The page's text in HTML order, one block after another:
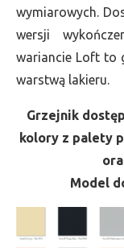
wymiarowych.
wersji
wariancie Loft to
warstwą lakieru.
Grzejnik
kolory z palety
Model